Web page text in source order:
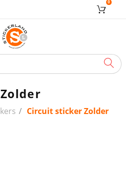
0
Circuit sticker Zolder